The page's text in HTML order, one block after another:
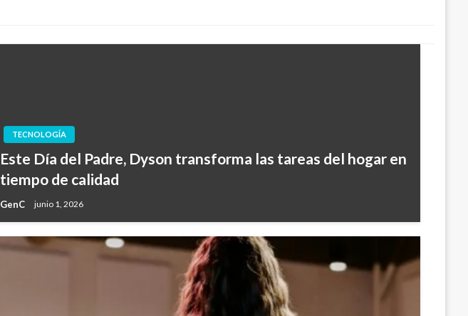
TECNOLOGÍA
Este Día del Padre, Dyson transforma las tareas del hogar en
tiempo de calidad
GenC junio 1, 2026